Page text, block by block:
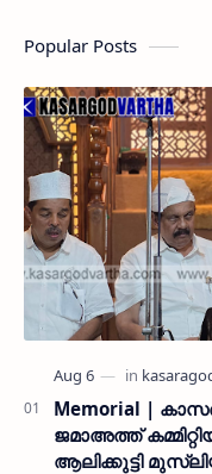
Popular Posts
Memorial |
ജമാഅത്ത്
ആലിക്കുട്ടി